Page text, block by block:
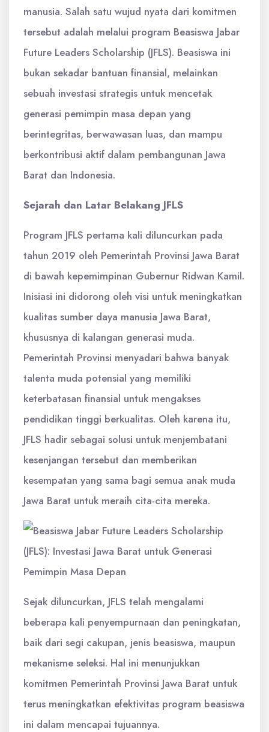
manusia. Salah satu wujud nyata dari komitmen
tersebut adalah melalui program Beasiswa Jabar
Future Leaders Scholarship (JFLS). Beasiswa ini
bukan sekadar bantuan finansial, melainkan
sebuah investasi strategis untuk mencetak
generasi pemimpin masa depan yang
berintegritas, berwawasan luas, dan mampu
berkontribusi aktif dalam pembangunan Jawa
Barat dan Indonesia.
Sejarah dan Latar Belakang JFLS
Program JFLS pertama kali diluncurkan pada
tahun 2019 oleh Pemerintah Provinsi Jawa Barat
di bawah kepemimpinan Gubernur Ridwan Kamil.
Inisiasi ini didorong oleh visi untuk meningkatkan
kualitas sumber daya manusia Jawa Barat,
khususnya di kalangan generasi muda.
Pemerintah Provinsi menyadari bahwa banyak
talenta muda potensial yang memiliki
keterbatasan finansial untuk mengakses
pendidikan tinggi berkualitas. Oleh karena itu,
JFLS hadir sebagai solusi untuk menjembatani
kesenjangan tersebut dan memberikan
kesempatan yang sama bagi semua anak muda
Jawa Barat untuk meraih cita-cita mereka.
Sejak diluncurkan, JFLS telah mengalami
beberapa kali penyempurnaan dan peningkatan,
baik dari segi cakupan, jenis beasiswa, maupun
mekanisme seleksi. Hal ini menunjukkan
komitmen Pemerintah Provinsi Jawa Barat untuk
terus meningkatkan efektivitas program beasiswa
ini dalam mencapai tujuannya.